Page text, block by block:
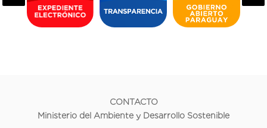
CONTACTO
Ministerio del Ambiente y Desarrollo Sostenible